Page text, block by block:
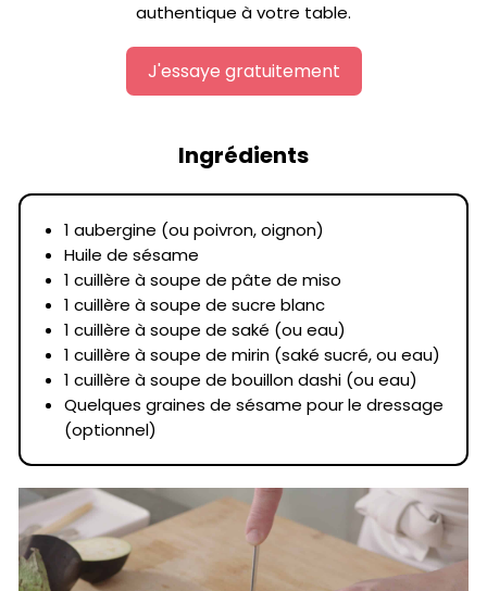
authentique à votre table.
J'essaye gratuitement
Ingrédients
1 aubergine (ou poivron, oignon)
Huile de sésame
1 cuillère à soupe de pâte de miso
1 cuillère à soupe de sucre blanc
1 cuillère à soupe de saké (ou eau)
1 cuillère à soupe de mirin (saké sucré, ou eau)
1 cuillère à soupe de bouillon dashi (ou eau)
Quelques graines de sésame pour le dressage
(optionnel)